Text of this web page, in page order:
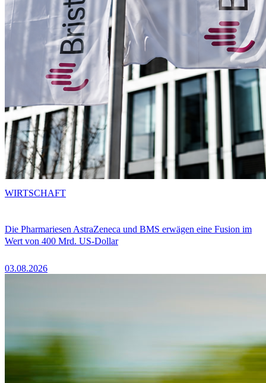
Die Pharmariesen AstraZeneca und BMS erwägen eine Fusion im
Wert von 400 Mrd. US-Dollar
03.08.2026
WIRTSCHAFT